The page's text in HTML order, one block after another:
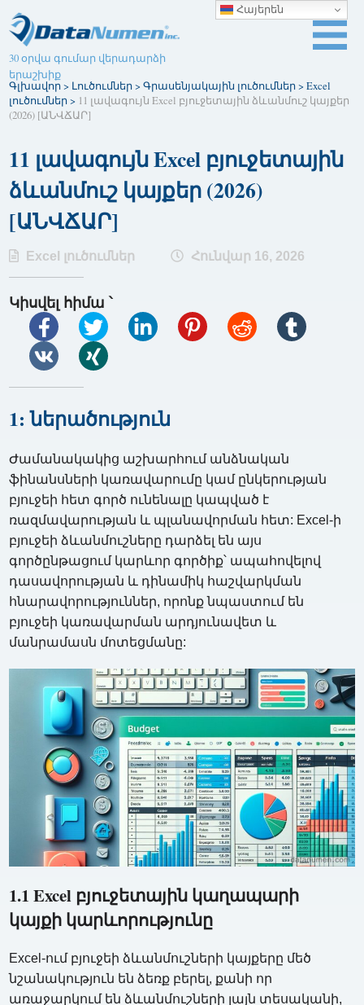
30 օրվա գումար վերադարձի
երաշխիք
Գլխավոր> Լուծումներ>Գրասենյակային լուծումներ>Excel
լուծումներ> 11 լավագույն Excel բյուջետային ձևանմուշ կայքեր
(2026) [ԱՆՎՃԱՐ]
11 լավագույն Excel բյուջետային
ձևանմուշ կայքեր (2026)
[ԱՆՎՃԱՐ]
Excel լուծումներ Հունվար 16, 2026
Կիսվել հիմա ՝
1: ներածություն
Ժամանակակից աշխարհում անձնական
ֆինանսների կառավարումը կամ ընկերության
բյուջեի հետ գործ ունենալը կապված է
ռազմավարության և պլանավորման հետ: Excel-ի
բյուջեի ձևանմուշները դարձել են այս
գործընթացում կարևոր գործիք՝ ապահովելով
դասավորության և դինամիկ հաշվարկման
հնարավորություններ, որոնք նպաստում են
բյուջեի կառավարման արդյունավետ և
մանրամասն մոտեցմանը:
1.1 Excel բյուջետային կաղապարի
կայքի կարևորությունը
Excel-ում բյուջեի ձևանմուշների կայքերը մեծ
նշանակություն են ձեռք բերել, քանի որ
առաջարկում են ձևանմուշների լայն տեսականի,
Հայերեն